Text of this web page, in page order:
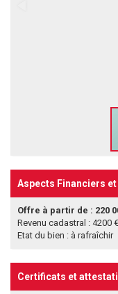
Aspects Financiers
Offre à partir de : 220
Revenu cadastral : 4200 €
Etat du bien : à rafraîchir
Certificats et